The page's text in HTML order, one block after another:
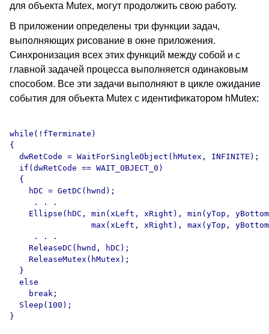
для объекта Mutex, могут продолжить свою работу.
В приложении определены три функции задач,
выполняющих рисование в окне приложения.
Синхронизация всех этих функций между собой и с
главной задачей процесса выполняется одинаковым
способом. Все эти задачи выполняют в цикле ожидание
события для объекта Mutex с идентификатором hMutex:
while(!fTerminate)
{
  dwRetCode = WaitForSingleObject(hMutex, INFINITE);
  if(dwRetCode == WAIT_OBJECT_0)
  {
    hDC = GetDC(hwnd);
     . . .
Ellipse(hDC, min(xLeft, xRight), min(yTop,
max(xLeft, xRight), max(yTop,
     . . .
    ReleaseDC(hwnd, hDC);
    ReleaseMutex(hMutex);
  }
  else
    break;
  Sleep(100);